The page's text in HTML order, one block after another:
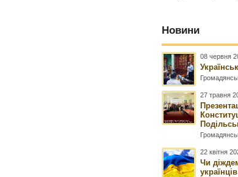
Новини
08 червня
27 травня
22 квітня
Чи